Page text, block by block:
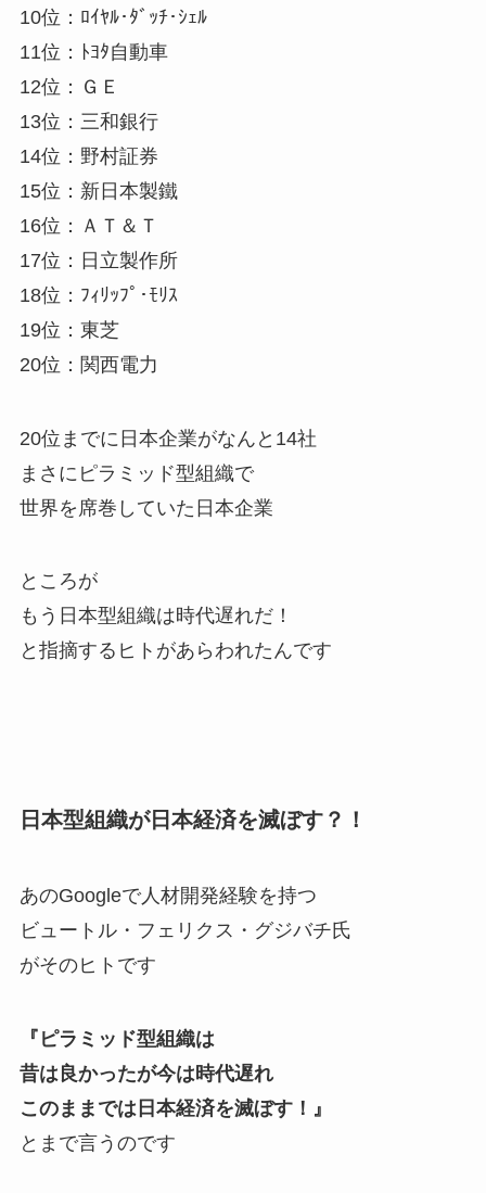
10位：ﾛｲﾔﾙ･ﾀﾞｯﾁ･ｼｪﾙ
11位：ﾄﾖﾀ自動車
12位：ＧＥ
13位：三和銀行
14位：野村証券
15位：新日本製鐵
16位：ＡＴ＆Ｔ
17位：日立製作所
18位：ﾌｨﾘｯﾌﾟ･ﾓﾘｽ
19位：東芝
20位：関西電力
20位までに日本企業がなんと14社
まさにピラミッド型組織で
世界を席巻していた日本企業
ところが
もう日本型組織は時代遅れだ！
と指摘するヒトがあらわれたんです
日本型組織が日本経済を滅ぼす？！
あのGoogleで人材開発経験を持つ
ビュートル・フェリクス・グジバチ氏
がそのヒトです
『ピラミッド型組織は
昔は良かったが今は時代遅れ
このままでは日本経済を滅ぼす！』
とまで言うのです